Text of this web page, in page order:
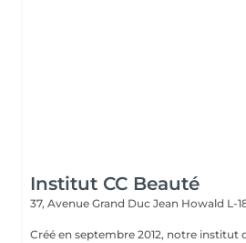
Institut CC Beauté
37, Avenue Grand Duc Jean Howald L-
Créé en septembre 2012, notre institut